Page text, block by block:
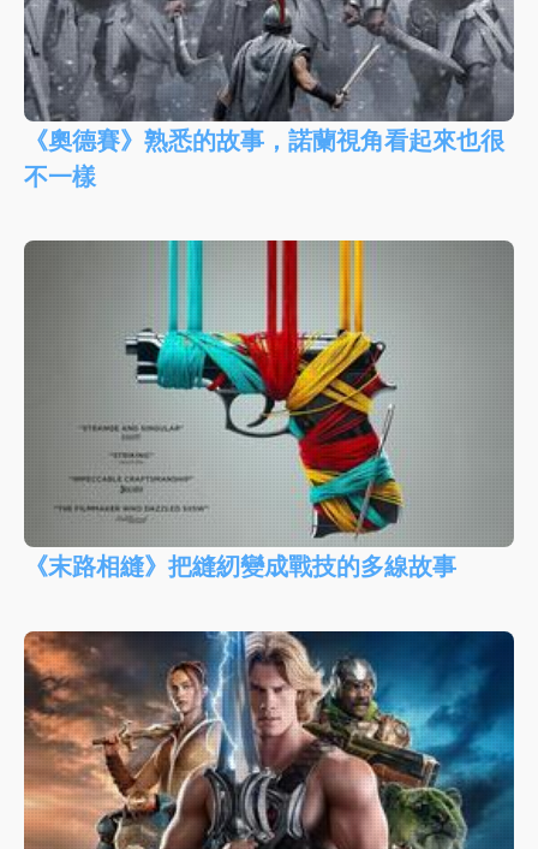
《奧德賽》熟悉的故事，諾蘭視角看起來也很
不一樣
《末路相縫》把縫紉變成戰技的多線故事